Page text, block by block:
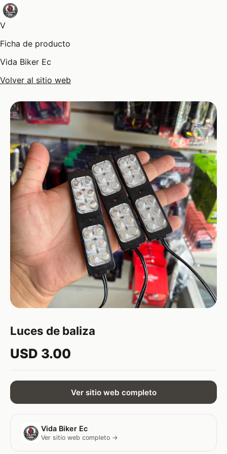
V
Ficha de producto
Vida Biker Ec
Volver al sitio web
Luces de baliza
USD 3.00
Ver sitio web completo
Vida Biker Ec
Ver sitio web completo →